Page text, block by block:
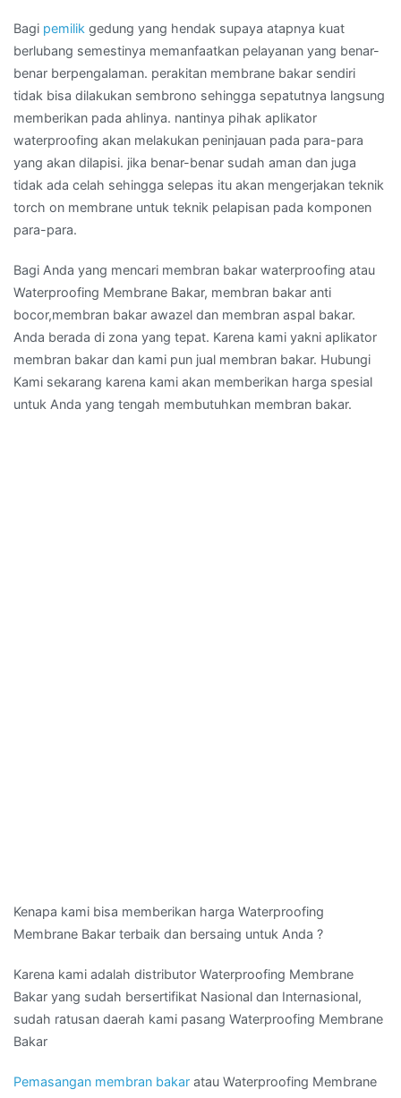
Bagi pemilik gedung yang hendak supaya atapnya kuat
berlubang semestinya memanfaatkan pelayanan yang benar-
benar berpengalaman. perakitan membrane bakar sendiri
tidak bisa dilakukan sembrono sehingga sepatutnya langsung
memberikan pada ahlinya. nantinya pihak aplikator
waterproofing akan melakukan peninjauan pada para-para
yang akan dilapisi. jika benar-benar sudah aman dan juga
tidak ada celah sehingga selepas itu akan mengerjakan teknik
torch on membrane untuk teknik pelapisan pada komponen
para-para.
Bagi Anda yang mencari membran bakar waterproofing atau
Waterproofing Membrane Bakar, membran bakar anti
bocor,membran bakar awazel dan membran aspal bakar.
Anda berada di zona yang tepat. Karena kami yakni aplikator
membran bakar dan kami pun jual membran bakar. Hubungi
Kami sekarang karena kami akan memberikan harga spesial
untuk Anda yang tengah membutuhkan membran bakar.
Kenapa kami bisa memberikan harga Waterproofing
Membrane Bakar terbaik dan bersaing untuk Anda ?
Karena kami adalah distributor Waterproofing Membrane
Bakar yang sudah bersertifikat Nasional dan Internasional,
sudah ratusan daerah kami pasang Waterproofing Membrane
Bakar
Pemasangan membran bakar atau Waterproofing Membrane